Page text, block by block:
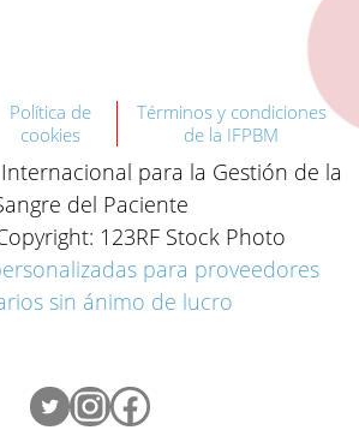
Política de
cookies
Términos y condiciones
de la IFPBM
para la Gestión de la
del Paciente
123RF Stock Photo
para proveedores
sin ánimo de lucro
Twitter
Instagram
Facebook